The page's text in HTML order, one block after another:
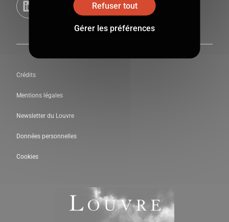
Crédits
Mentions légales
Newsletter du Louvre
Données personnelles
Cookies
Refuser tout
Gérer les préférences